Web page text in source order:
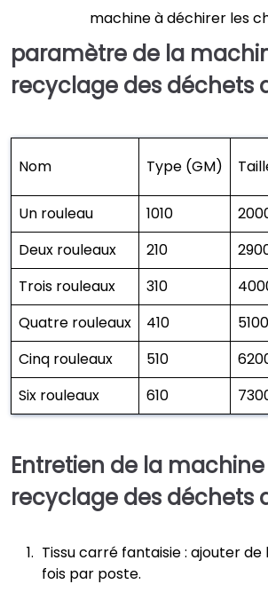
machine à déchirer les
paramètre de la
recyclage des déchets
Nom Type (GM)
Un rouleau 1010
Deux rouleaux
210
Trois rouleaux
310
Quatre rouleaux
410
Cinq rouleaux
510
Six rouleaux
610
Entretien de la
recyclage des déchets
Tissu carré fantaisie : ajouter de
fois par poste.